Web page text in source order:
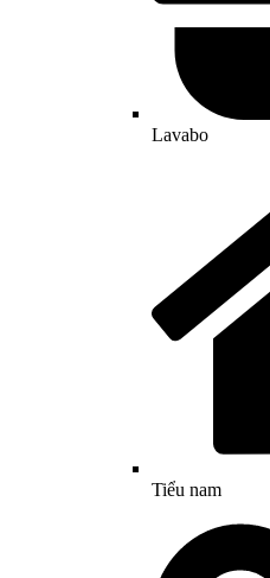
Lavabo
Tiểu nam